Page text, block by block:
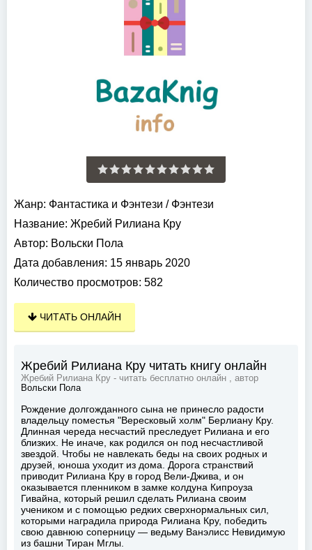
Жанр: Фантастика и Фэнтези / Фэнтези
Название: Жребий Рилиана Кру
Автор: Вольски Пола
Дата добавления: 15 январь 2020
Количество просмотров: 582
ЧИТАТЬ ОНЛАЙН
Жребий Рилиана Кру читать книгу онлайн
Жребий Рилиана Кру - читать бесплатно онлайн , автор
Вольски Пола
Рождение долгожданного сына не принесло радости
владельцу поместья "Вересковый холм" Берлиану Кру.
Длинная череда несчастий преследует Рилиана и его
близких. Не иначе, как родился он под несчастливой
звездой. Чтобы не навлекать беды на своих родных и
друзей, юноша уходит из дома. Дорога странствий
приводит Рилиана Кру в город Вели-Джива, и он
оказывается пленником в замке колдуна Кипроуза
Гивайна, который решил сделать Рилиана своим
учеником и с помощью редких сверхнормальных сил,
которыми наградила природа Рилиана Кру, победить
свою давнюю соперницу — ведьму Ванэлисс Невидимую
из башни Тиран Мглы.